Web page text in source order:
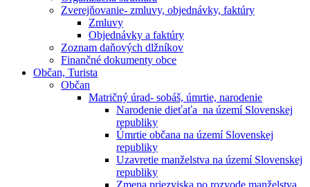
Zverejňovanie- zmluvy, objednávky, faktúry
Zmluvy
Objednávky a faktúry
Zoznam daňových dlžníkov
Finančné dokumenty obce
Občan, Turista
Občan
Matričný úrad- sobáš, úmrtie, narodenie
Narodenie dieťaťa na území Slovenskej
republiky
Úmrtie občana na území Slovenskej
republiky
Uzavretie manželstva na území Slovenskej
republiky
Zmena priezviska po rozvode manželstva